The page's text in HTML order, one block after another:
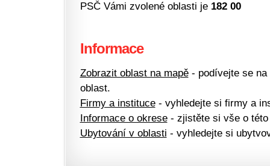
PSČ Vámi zvolené oblasti je 182 00
Informace
Zobrazit oblast na mapě- podívejte se na
oblast.
Firmy a instituce- vyhledejte si firmy a
Informace o okrese- zjistěte si vše o této
Ubytování v oblasti - vyhledejte si